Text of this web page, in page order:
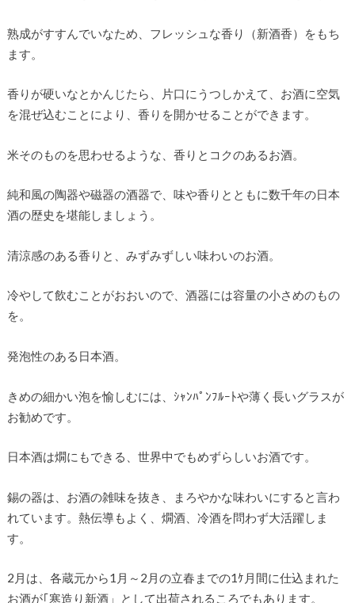
熟成がすすんでいなため、フレッシュな香り（新酒香）をもち
ます。
香りが硬いなとかんじたら、片口にうつしかえて、お酒に空気
を混ぜ込むことにより、香りを開かせることができます。
米そのものを思わせるような、香りとコクのあるお酒。
純和風の陶器や磁器の酒器で、味や香りとともに数千年の日本
酒の歴史を堪能しましょう。
清涼感のある香りと、みずみずしい味わいのお酒。
冷やして飲むことがおおいので、酒器には容量の小さめのもの
を。
発泡性のある日本酒。
きめの細かい泡を愉しむには、ｼｬﾝﾊﾟﾝﾌﾙｰﾄや薄く長いグラスが
お勧めです。
日本酒は燗にもできる、世界中でもめずらしいお酒です。
錫の器は、お酒の雑味を抜き、まろやかな味わいにすると言わ
れています。熱伝導もよく、燗酒、冷酒を問わず大活躍しま
す。
2月は、各蔵元から1月～2月の立春までの1ｹ月間に仕込まれた
お酒が｢寒造り新酒」として出荷されるころでもあります。